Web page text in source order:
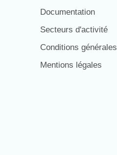
Documentation
Secteurs d'activité
Conditions générales
Mentions légales